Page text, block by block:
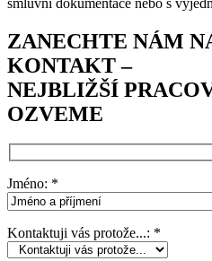
ZANECHTE NÁM
KONTAKT –
NEJBLIŽŠÍ
OZVEME
Jméno: *
Kontaktuji vás protože...: *